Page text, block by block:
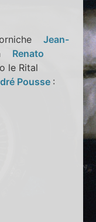
Jean-
Renato
le Rital
Pousse :